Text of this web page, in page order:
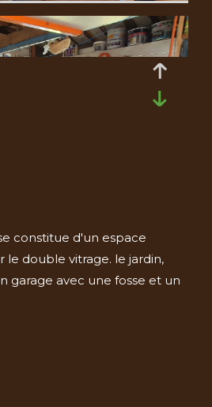
constitue d'un espace
le double vitrage. le jardin,
garage avec une fosse et un